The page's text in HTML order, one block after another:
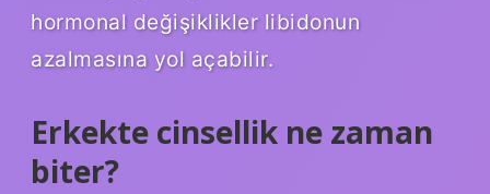
hormonal değişiklikler libidonun
azalmasına yol açabilir.
Erkekte cinsellik ne zaman
biter?